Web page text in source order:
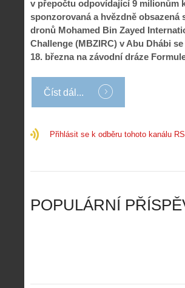
v přepočtu odpovídající 9 milionům
sponzorovaná a hvězdně obsazená
dronů Mohamed Bin Zayed
Challenge (MBZIRC) v Abu Dhábi
18. března na závodní dráze
Číst dál...
Přihlásit se k odběru tohoto kanálu
POPULÁRNÍ
p
r
o
l
é
á
n
y
R
e
p
r
á
v
m
u
…
í
k
k
a
d
h
o
p
o
n
s
d
r
o
y
k
í
z